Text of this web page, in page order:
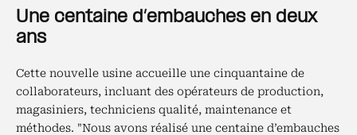
Une centaine d’embauches en deux
ans
Cette nouvelle usine accueille une cinquantaine de
collaborateurs, incluant des opérateurs de production,
magasiniers, techniciens qualité, maintenance et
méthodes. "Nous avons réalisé une centaine d’embauches